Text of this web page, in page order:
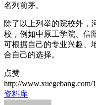
名列前茅。
除了以上列举的院校外，
校，例如中原工学院、信
可根据自己的专业兴趣、
合自己的选择。
点赞
http://www.xuegebang.com/
资料库